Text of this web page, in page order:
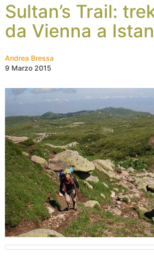
Sultan’s Trail:
da Vienna a
Andrea Bressa
9 Marzo 2015